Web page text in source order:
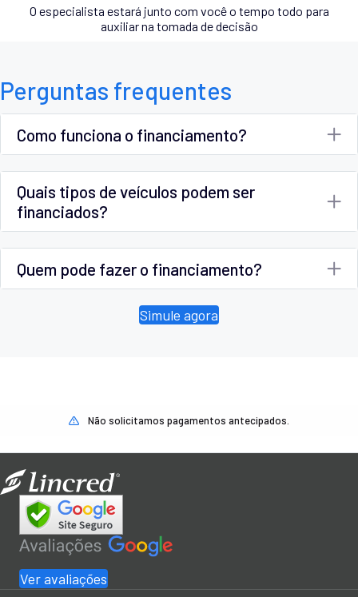
O especialista estará junto com você o tempo todo para
auxiliar na tomada de decisão
Perguntas frequentes
Como funciona o financiamento?
Quais tipos de veículos podem ser
financiados?
Quem pode fazer o financiamento?
Simule agora
Não solicitamos pagamentos antecipados.
Ver avaliações